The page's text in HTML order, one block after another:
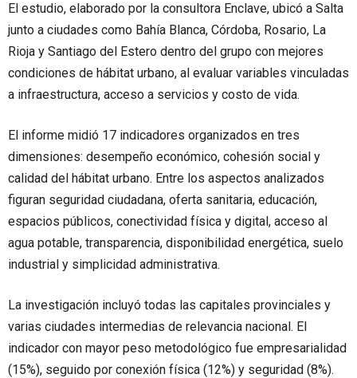
El estudio, elaborado por la consultora Enclave, ubicó a Salta
junto a ciudades como Bahía Blanca, Córdoba, Rosario, La
Rioja y Santiago del Estero dentro del grupo con mejores
condiciones de hábitat urbano, al evaluar variables vinculadas
a infraestructura, acceso a servicios y costo de vida.
El informe midió 17 indicadores organizados en tres
dimensiones: desempeño económico, cohesión social y
calidad del hábitat urbano. Entre los aspectos analizados
figuran seguridad ciudadana, oferta sanitaria, educación,
espacios públicos, conectividad física y digital, acceso al
agua potable, transparencia, disponibilidad energética, suelo
industrial y simplicidad administrativa.
La investigación incluyó todas las capitales provinciales y
varias ciudades intermedias de relevancia nacional. El
indicador con mayor peso metodológico fue empresarialidad
(15%), seguido por conexión física (12%) y seguridad (8%).